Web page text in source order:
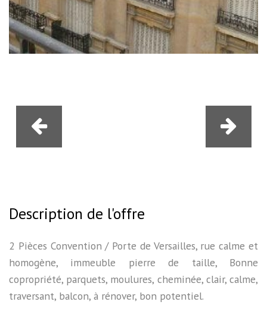
Description de l'offre
2 Pièces Convention / Porte de Versailles, rue calme et
homogène, immeuble pierre de taille, Bonne
copropriété, parquets, moulures, cheminée, clair, calme,
traversant, balcon, à rénover, bon potentiel.